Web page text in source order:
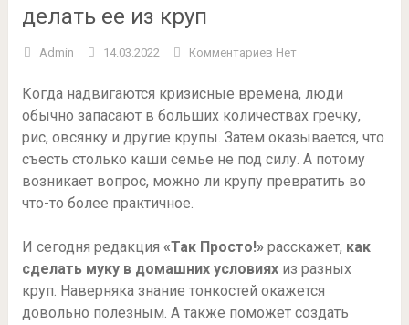
делать ее из круп
Admin 14.03.2022 Комментариев Нет
Когда надвигаются кризисные времена, люди
обычно запасают в больших количествах гречку,
рис, овсянку и другие крупы. Затем оказывается, что
съесть столько каши семье не под силу. А потому
возникает вопрос, можно ли крупу превратить во
что-то более практичное.
И сегодня редакция «Так Просто!»расскажет, как
сделать муку в домашних условияхиз разных
круп. Наверняка знание тонкостей окажется
довольно полезным. А также поможет создать